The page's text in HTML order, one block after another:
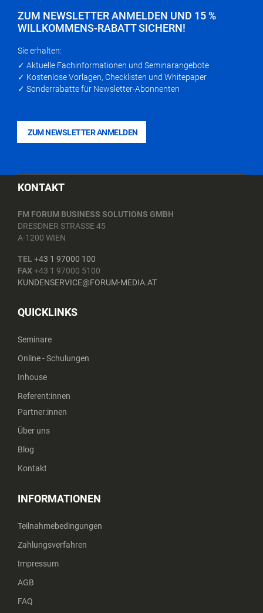
ZUM NEWSLETTER ANMELDEN UND 15 %
WILLKOMMENS-RABATT SICHERN!
Sie erhalten:
✓ Aktuelle Fachinformationen und Seminarangebote
✓ Kostenlose Vorlagen, Checklisten und Whitepaper
✓ Sonderrabatte für Newsletter-Abonnenten
ZUM NEWSLETTER ANMELDEN
KONTAKT
FM FORUM BUSINESS SOLUTIONS GMBH
DRESDNER STRASSE 45
A-1200 WIEN
TEL+43 1 97000 100
FAX+43 1 97000 5100
KUNDENSERVICE@FORUM-MEDIA.AT
QUICKLINKS
Seminare
Online - Schulungen
Inhouse
Referent:innen
Partner:innen
Über uns
Blog
Kontakt
INFORMATIONEN
Teilnahmebedingungen
Zahlungsverfahren
Impressum
AGB
FAQ